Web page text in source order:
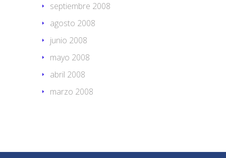
septiembre 2008
agosto 2008
junio 2008
mayo 2008
abril 2008
marzo 2008